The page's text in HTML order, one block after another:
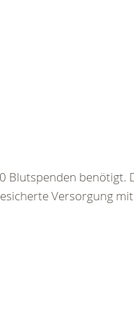
benötigt.
Versorgung